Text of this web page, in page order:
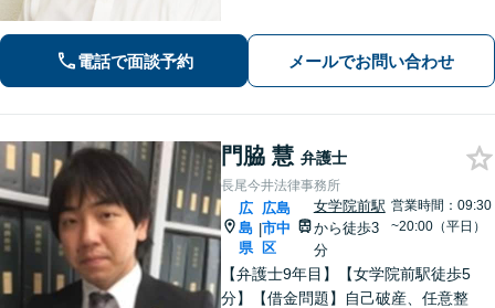
話しやすい弁護士に是非ご相談くださ
い。（合同庁舎内郵便局近く）
電話で面談予約 メールでお問い合わせ
門脇 慧 弁護士
長尾今井法律事務所
広
島
県
|
広島
市中
区
女学院前駅
から徒歩3
分
営業時間：09:30
~20:00（平日）
【弁護士9年目】【女学院前駅徒歩5
分】【借金問題】自己破産、任意整